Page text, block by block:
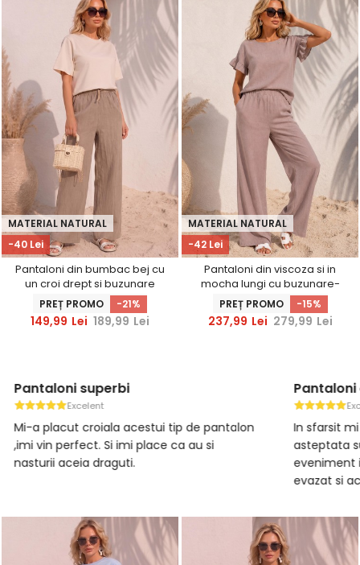
-40 Lei
MATERIAL NATURAL
Pantaloni din bumbac bej cu
un croi drept si buzunare
laterale
PREȚ PROMO -21%
149,99 Lei 189,99 Lei
-42 Lei
MATERIAL NATURAL
Pantaloni din viscoza si in
mocha lungi cu buzunare-
StarShinerS
PREȚ PROMO -15%
237,99 Lei 279,99 Lei
Pantalonii sunt eleganți și...
Excelent
Pantalonii sunt eleganți și confortabili.
Talia înaltă avantajează silueta, iar
buzunarele false frontale adaugă un
deobicei